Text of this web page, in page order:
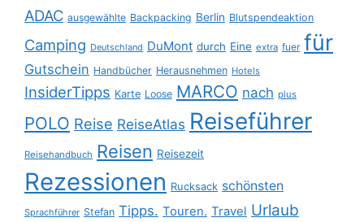
ADAC ausgewählte Backpacking Berlin Blutspendeaktion
Camping Deutschland DuMont durch Eine extra fuer für
Gutschein Handbücher Herausnehmen Hotels
InsiderTipps Karte Loose MARCO nach plus
POLO Reise ReiseAtlas Reiseführer
Reisehandbuch Reisen Reisezeit
Rezessionen Rucksack schönsten
Sprachführer Stefan Tipps. Touren. Travel Urlaub